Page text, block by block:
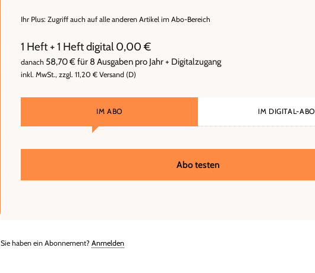
Ihr Plus: Zugriff auch auf alle anderen Artikel im Abo-Bereich
1 Heft + 1 Heft digital 0,00 €
danach 58,70 € für 8 Ausgaben pro Jahr + Digitalzugang
inkl. MwSt., zzgl. 11,20 € Versand (D)
IM ABO IM DIGITAL-ABO
Abo testen
Sie haben ein Abonnement? Anmelden